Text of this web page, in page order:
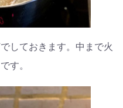
しておきます。中まで火
す。